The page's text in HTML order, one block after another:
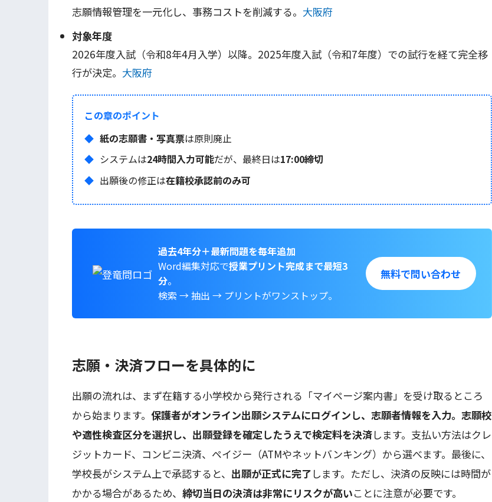
志願情報管理を一元化し、事務コストを削減する。 大阪府
対象年度
2026年度入試（令和8年4月入学）以降。2025年度入試（令和7年度）での試行を経て完全移
行が決定。 大阪府
この章のポイント
紙の志願書・写真票は原則廃止
システムは24時間入力可能だが、最終日は17:00締切
出願後の修正は在籍校承認前のみ可
過去4年分＋最新問題を毎年追加
Word編集対応で授業プリント完成まで最短3
分。
検索 → 抽出 → プリントがワンストップ。
無料で問い合わせ
志願・決済フローを具体的に
出願の流れは、まず在籍する小学校から発行される「マイページ案内書」を受け取るところ
から始まります。 保護者がオンライン出願システムにログインし、志願者情報を入力。志願校
や適性検査区分を選択し、出願登録を確定したうえで検定料を決済します。支払い方法はクレ
ジットカード、コンビニ決済、ペイジー（ATMやネットバンキング）から選べます。最後に、
学校長がシステム上で承認すると、 出願が正式に完了 します。ただし、決済の反映には時間が
かかる場合があるため、 締切当日の決済は非常にリスクが高いことに注意が必要です。